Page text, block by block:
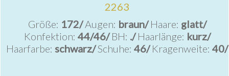
2263
Größe: 172/Augen: braun/Haare: glatt/
Konfektion: 44/46/BH: ./Haarlänge: kurz/
Haarfarbe: schwarz/Schuhe: 46/Kragenweite: 40/